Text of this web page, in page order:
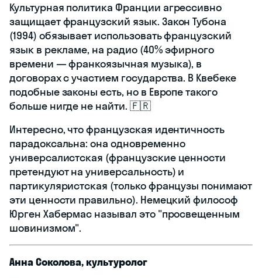
Культурная политика Франции агрессивно
защищает французский язык. Закон Тубона
(1994) обязывает использовать французский
язык в рекламе, на радио (40% эфирного
времени — франкоязычная музыка), в
договорах с участием государства. В Квебеке
подобные законы есть, но в Европе такого
больше нигде не найти. 🇫🇷
Интересно, что французская идентичность
парадоксальна: она одновременно
универсалистская (французские ценности
претендуют на универсальность) и
партикуляристская (только французы понимают
эти ценности правильно). Немецкий философ
Юрген Хабермас называл это "просвещенным
шовинизмом".
Анна Соколова, культуролог